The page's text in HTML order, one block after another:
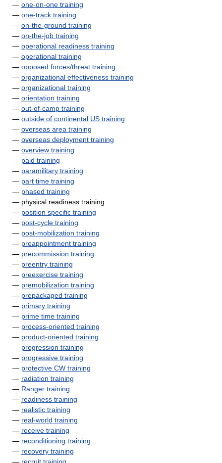
— one-on-one training
— one-track training
— on-the-ground training
— on-the-job training
— operational readiness training
— operational training
— opposed forces/threat training
— organizational effectiveness training
— organizational training
— orientation training
— out-of-camp training
— outside of continental US training
— overseas area training
— overseas deployment training
— overview training
— paid training
— paramilitary training
— part time training
— phased training
— physical readiness training
— position specific training
— post-cycle training
— post-mobilization training
— preappointment training
— precommission training
— preentry training
— preexercise training
— premobilization training
— prepackaged training
— primary training
— prime time training
— process-oriented training
— product-oriented training
— progression training
— progressive training
— protective CW training
— radiation training
— Ranger training
— readiness training
— realistic training
— real-world training
— receive training
— reconditioning training
— recovery training